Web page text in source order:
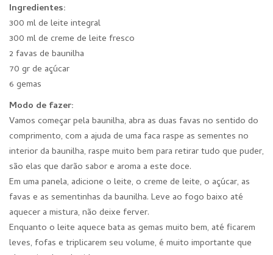
Ingredientes:
300 ml de leite integral
300 ml de creme de leite fresco
2 favas de baunilha
70 gr de açúcar
6 gemas
Modo de fazer:
Vamos começar pela baunilha, abra as duas favas no sentido do
comprimento, com a ajuda de uma faca raspe as sementes no
interior da baunilha, raspe muito bem para retirar tudo que puder,
são elas que darão sabor e aroma a este doce.
Em uma panela, adicione o leite, o creme de leite, o açúcar, as
favas e as sementinhas da baunilha. Leve ao fogo baixo até
aquecer a mistura, não deixe ferver.
Enquanto o leite aquece bata as gemas muito bem, até ficarem
leves, fofas e triplicarem seu volume, é muito importante que